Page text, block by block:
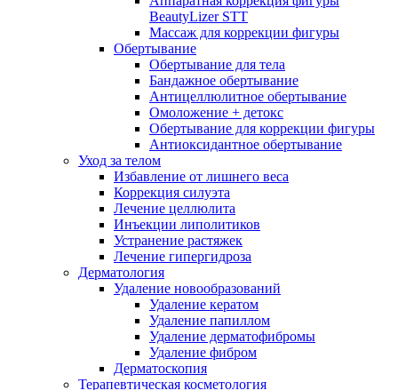
BeautyLizer STT
Массаж для коррекции фигуры
Обертывание
Обертывание для тела
Бандажное обертывание
Антицеллюлитное обертывание
Омоложение + детокс
Обертывание для коррекции фигуры
Антиоксидантное обертывание
Уход за телом
Избавление от лишнего веса
Коррекция силуэта
Лечение целлюлита
Инъекции липолитиков
Устранение растяжек
Лечение гипергидроза
Дерматология
Удаление новообразований
Удаление кератом
Удаление папиллом
Удаление дерматофибромы
Удаление фибром
Дерматоскопия
Терапевтическая косметология